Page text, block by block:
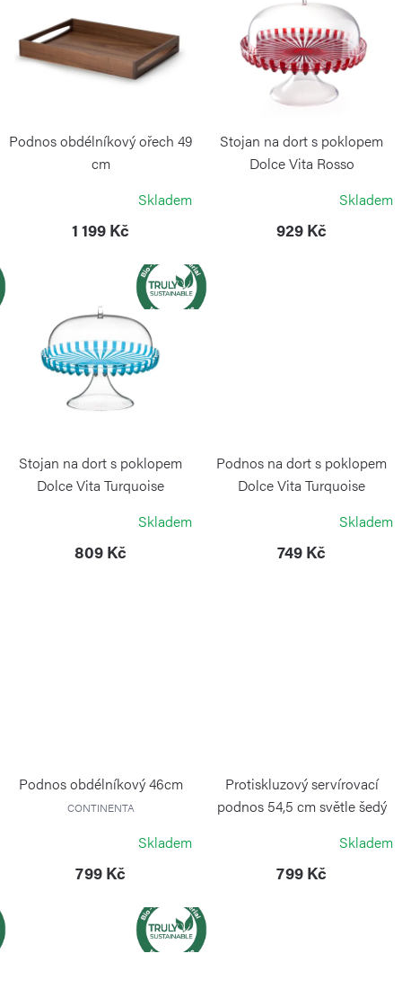
o
k
r
Podnos obdélníkový ořech 49
cm
Skladem
1 199 Kč
Stojan na dort s poklopem
Dolce Vita Rosso
Skladem
929 Kč
Stojan na dort s poklopem
Dolce Vita Turquoise
Skladem
809 Kč
Podnos na dort s poklopem
Dolce Vita Turquoise
Skladem
749 Kč
Podnos obdélníkový 46cm
CONTINENTA
Skladem
799 Kč
Protiskluzový servírovací
podnos 54,5 cm světle šedý
Skladem
799 Kč